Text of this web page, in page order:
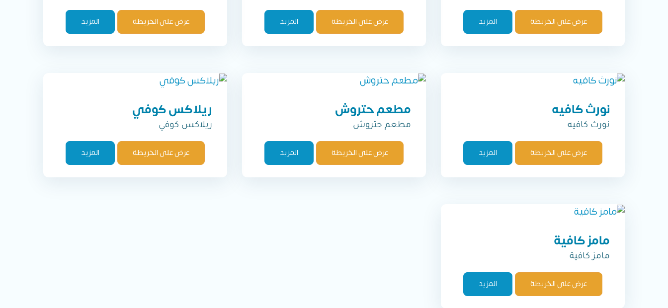
عرض على الخريطة المزيد عرض على الخريطة المزيد عرض على الخريطة المزيد
نورث كافيه
نورث كافيه
عرض على الخريطة المزيد
مطعم حتروش
مطعم حتروش
عرض على الخريطة المزيد
ريلاكس كوفي
ريلاكس كوفي
عرض على الخريطة المزيد
مامز كافية
مامز كافية
عرض على الخريطة المزيد